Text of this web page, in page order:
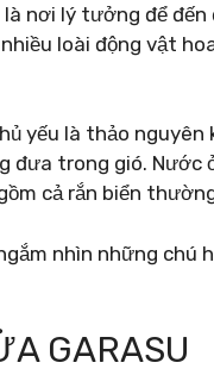
nơi lý tưởng để
loài động vật
yếu là thảo
đưa trong gió.
cả rắn biển
nhìn những chú
GARASU